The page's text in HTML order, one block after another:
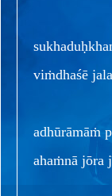
viṁdhaśē
adhūrāmāṁ
ahaṁnā jōra